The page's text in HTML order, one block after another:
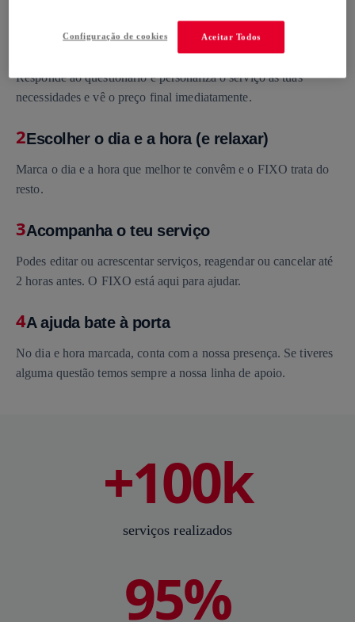
Serviço personalizado
Responde ao questionário e personaliza o serviço às tuas
necessidades e vê o preço final imediatamente.
2Escolher o dia e a hora (e relaxar)
Marca o dia e a hora que melhor te convêm e o FIXO trata do
resto.
3Acompanha o teu serviço
Podes editar ou acrescentar serviços, reagendar ou cancelar até
2 horas antes. O FIXO está aqui para ajudar.
4A ajuda bate à porta
No dia e hora marcada, conta com a nossa presença. Se tiveres
alguma questão temos sempre a nossa linha de apoio.
+100k
serviços realizados
95%
Aceitar Todos
Configuração de cookies